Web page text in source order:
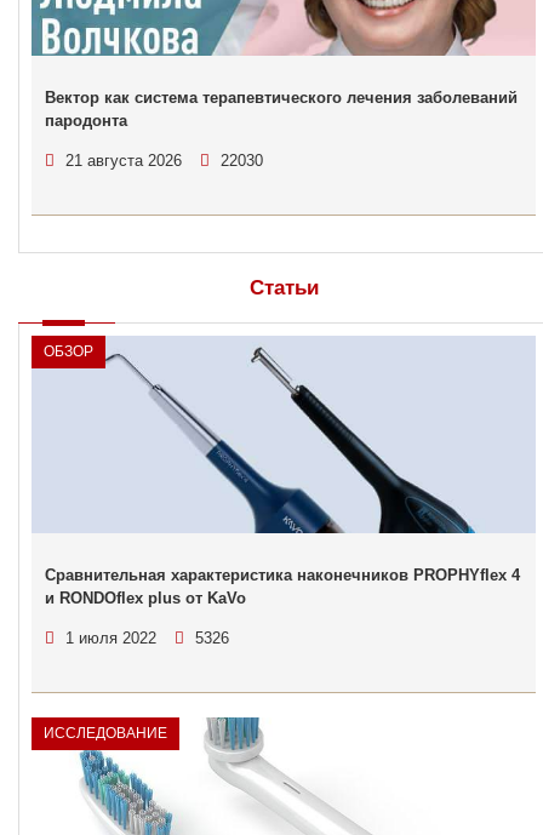
Вектор как система терапевтического лечения заболеваний
пародонта
21 августа 2026 22030
Статьи
ОБЗОР
Сравнительная характеристика наконечников PROPHYflex 4
и RONDOflex plus от KaVo
1 июля 2022 5326
ИССЛЕДОВАНИЕ